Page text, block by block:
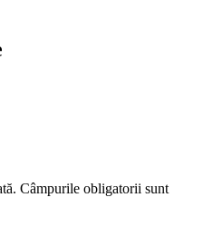
Câmpurile obligatorii sunt